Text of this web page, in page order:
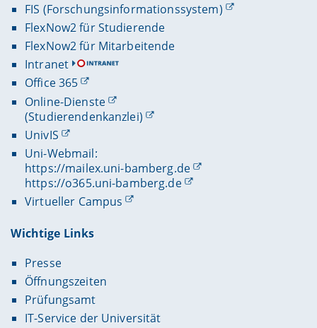
FIS (Forschungsinformationssystem)
FlexNow2 für Studierende
FlexNow2 für Mitarbeitende
Intranet
Office 365
Online-Dienste
(Studierendenkanzlei)
UnivIS
Uni-Webmail:
https://mailex.uni-bamberg.de
https://o365.uni-bamberg.de
Virtueller Campus
Wichtige Links
Presse
Öffnungszeiten
Prüfungsamt
IT-Service der Universität